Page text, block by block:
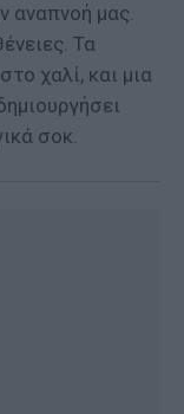
αναπνοή μας.
Τα
χαλί, και μια
σοκ.